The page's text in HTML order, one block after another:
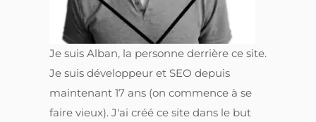
Je suis Alban, la personne derrière ce site.
Je suis développeur et SEO depuis
maintenant 17 ans (on commence à se
faire vieux). J'ai créé ce site dans le but